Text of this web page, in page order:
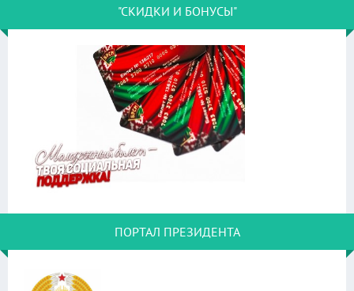
"СКИДКИ И БОНУСЫ"
ПОРТАЛ ПРЕЗИДЕНТА